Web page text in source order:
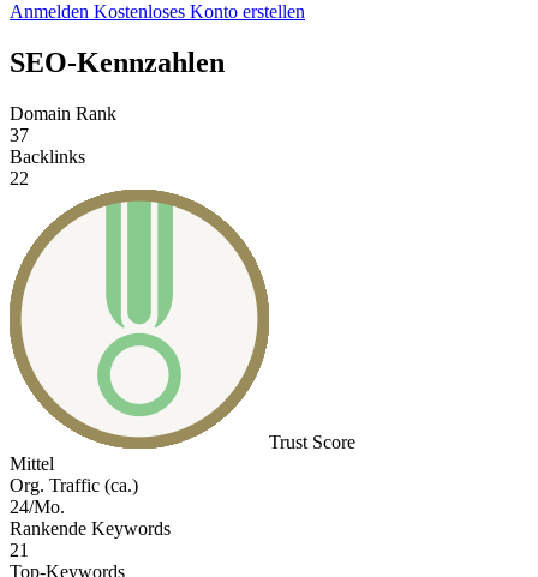
Anmelden Kostenloses Konto erstellen
SEO-Kennzahlen
Domain Rank
37
Backlinks
22
Trust Score
Mittel
Org. Traffic (ca.)
24/Mo.
Rankende Keywords
21
Top-Keywords